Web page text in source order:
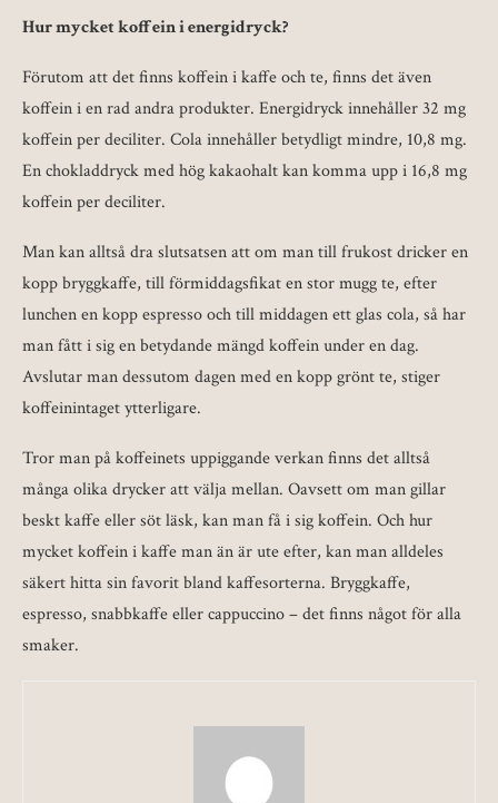
Hur mycket koffein i energidryck?
Förutom att det finns koffein i kaffe och te, finns det även
koffein i en rad andra produkter. Energidryck innehåller 32 mg
koffein per deciliter. Cola innehåller betydligt mindre, 10,8 mg.
En chokladdryck med hög kakaohalt kan komma upp i 16,8 mg
koffein per deciliter.
Man kan alltså dra slutsatsen att om man till frukost dricker en
kopp bryggkaffe, till förmiddagsfikat en stor mugg te, efter
lunchen en kopp espresso och till middagen ett glas cola, så har
man fått i sig en betydande mängd koffein under en dag.
Avslutar man dessutom dagen med en kopp grönt te, stiger
koffeinintaget ytterligare.
Tror man på koffeinets uppiggande verkan finns det alltså
många olika drycker att välja mellan. Oavsett om man gillar
beskt kaffe eller söt läsk, kan man få i sig koffein. Och hur
mycket koffein i kaffe man än är ute efter, kan man alldeles
säkert hitta sin favorit bland kaffesorterna. Bryggkaffe,
espresso, snabbkaffe eller cappuccino – det finns något för alla
smaker.